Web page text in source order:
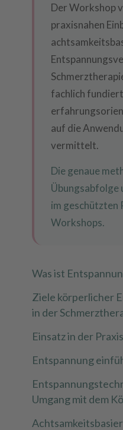
Der Workshop
praxisnahen
fachlich
auf die
vermittelt.
Die genaue
im geschützten
Workshops.
Was ist
Ziele körperlicher
in der
Einsatz in der
Entspannung
Umgang mit dem